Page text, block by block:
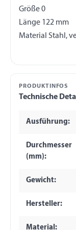
Größe 0
Länge 122 mm
PRODUKTINFOS
Technische
Ausführung:
Durchmesser
(mm):
Gewicht:
Hersteller:
Material: